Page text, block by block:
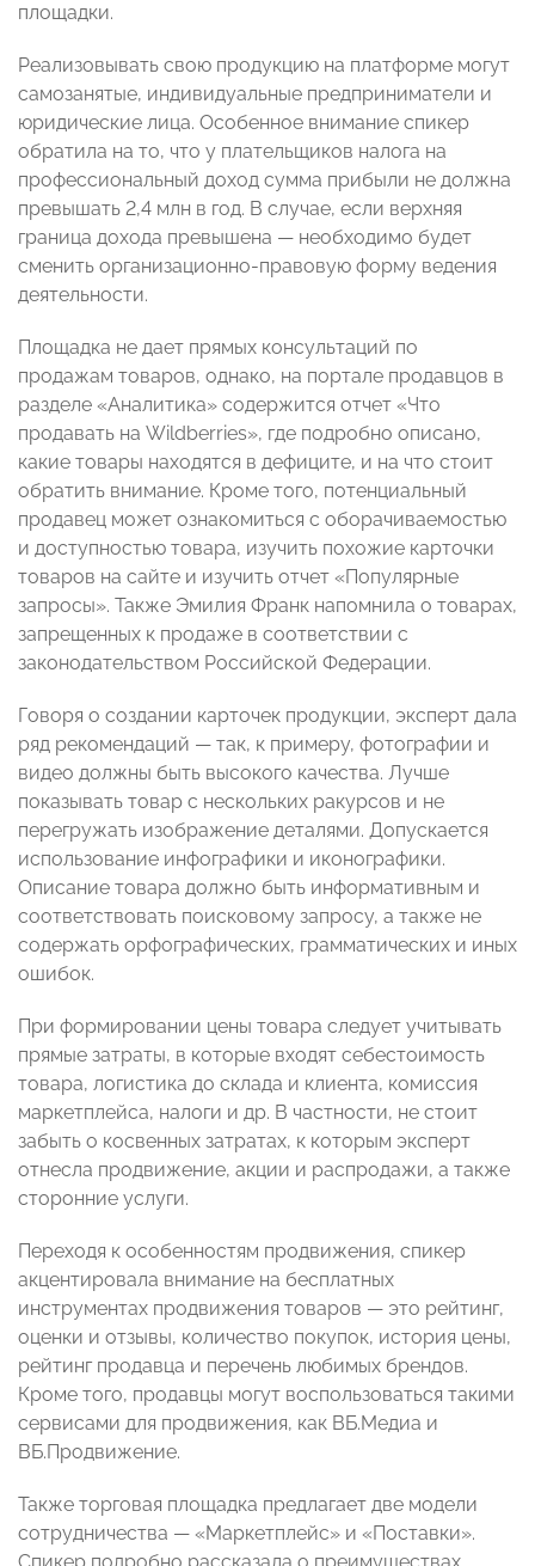
площадки.
Реализовывать свою продукцию на платформе могут
самозанятые, индивидуальные предприниматели и
юридические лица. Особенное внимание спикер
обратила на то, что у плательщиков налога на
профессиональный доход сумма прибыли не должна
превышать 2,4 млн в год. В случае, если верхняя
граница дохода превышена — необходимо будет
сменить организационно-правовую форму ведения
деятельности.
Площадка не дает прямых консультаций по
продажам товаров, однако, на портале продавцов в
разделе «Аналитика» содержится отчет «Что
продавать на Wildberries», где подробно описано,
какие товары находятся в дефиците, и на что стоит
обратить внимание. Кроме того, потенциальный
продавец может ознакомиться с оборачиваемостью
и доступностью товара, изучить похожие карточки
товаров на сайте и изучить отчет «Популярные
запросы». Также Эмилия Франк напомнила о товарах,
запрещенных к продаже в соответствии с
законодательством Российской Федерации.
Говоря о создании карточек продукции, эксперт дала
ряд рекомендаций — так, к примеру, фотографии и
видео должны быть высокого качества. Лучше
показывать товар с нескольких ракурсов и не
перегружать изображение деталями. Допускается
использование инфографики и иконографики.
Описание товара должно быть информативным и
соответствовать поисковому запросу, а также не
содержать орфографических, грамматических и иных
ошибок.
При формировании цены товара следует учитывать
прямые затраты, в которые входят себестоимость
товара, логистика до склада и клиента, комиссия
маркетплейса, налоги и др. В частности, не стоит
забыть о косвенных затратах, к которым эксперт
отнесла продвижение, акции и распродажи, а также
сторонние услуги.
Переходя к особенностям продвижения, спикер
акцентировала внимание на бесплатных
инструментах продвижения товаров — это рейтинг,
оценки и отзывы, количество покупок, история цены,
рейтинг продавца и перечень любимых брендов.
Кроме того, продавцы могут воспользоваться такими
сервисами для продвижения, как ВБ.Медиа и
ВБ.Продвижение.
Также торговая площадка предлагает две модели
сотрудничества — «Маркетплейс» и «Поставки».